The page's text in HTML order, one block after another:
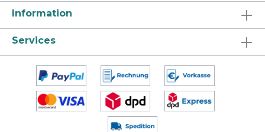
Eigenschaften Effiziente Reinigung Lang
anhaltende Sauberkeit Material freundlich
Anwendungsbereich Ideal geeignet für alle
wasserfesten Böden und Oberflächen, z.
im Bad und Sanitärbereich, Fitnessstudios
oder Umkleideräumen oder andere Bereiche,
in denen eine Geruchskontrolle erforderlich
ist. Vor Gebrauch gut schütteln. HINWEIS:
Nicht mit Desinfektionsmitteln,
bakteriologischen Produkten, stark
alkalischen oder sauren Flüssigkeiten
Information
Services